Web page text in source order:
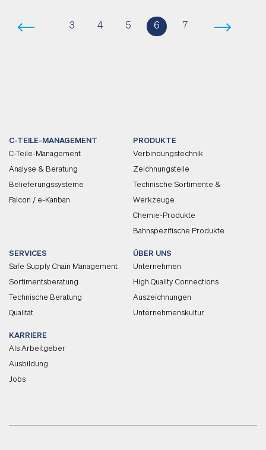
3 4 5 6(current)
7
C-TEILE-MANAGEMENT
C-Teile-Management
Analyse & Beratung
Belieferungssysteme
Falcon / e-Kanban
PRODUKTE
Verbindungstechnik
Zeichnungsteile
Technische Sortimente &
Werkzeuge
Chemie-Produkte
Bahnspezifische Produkte
SERVICES
Safe Supply Chain Management
Sortimentsberatung
Technische Beratung
Qualität
ÜBER UNS
Unternehmen
High Quality Connections
Auszeichnungen
Unternehmenskultur
KARRIERE
Als Arbeitgeber
Ausbildung
Jobs